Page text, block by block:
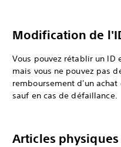
Modification de
Vous pouvez rétablir un
mais vous ne pouvez pas
remboursement d'un
sauf en cas de défaillance.
Articles physiques